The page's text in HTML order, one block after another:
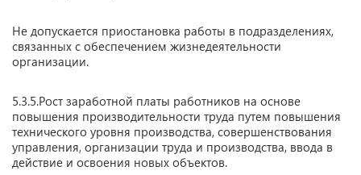
Не допускается приостановка работы в подразделениях,
связанных с обеспечением жизнедеятельности
организации.
5.3.5.Рост заработной платы работников на основе
повышения производительности труда путем повышения
технического уровня производства, совершенствования
управления, организации труда и производства, ввода в
действие и освоения новых объектов.